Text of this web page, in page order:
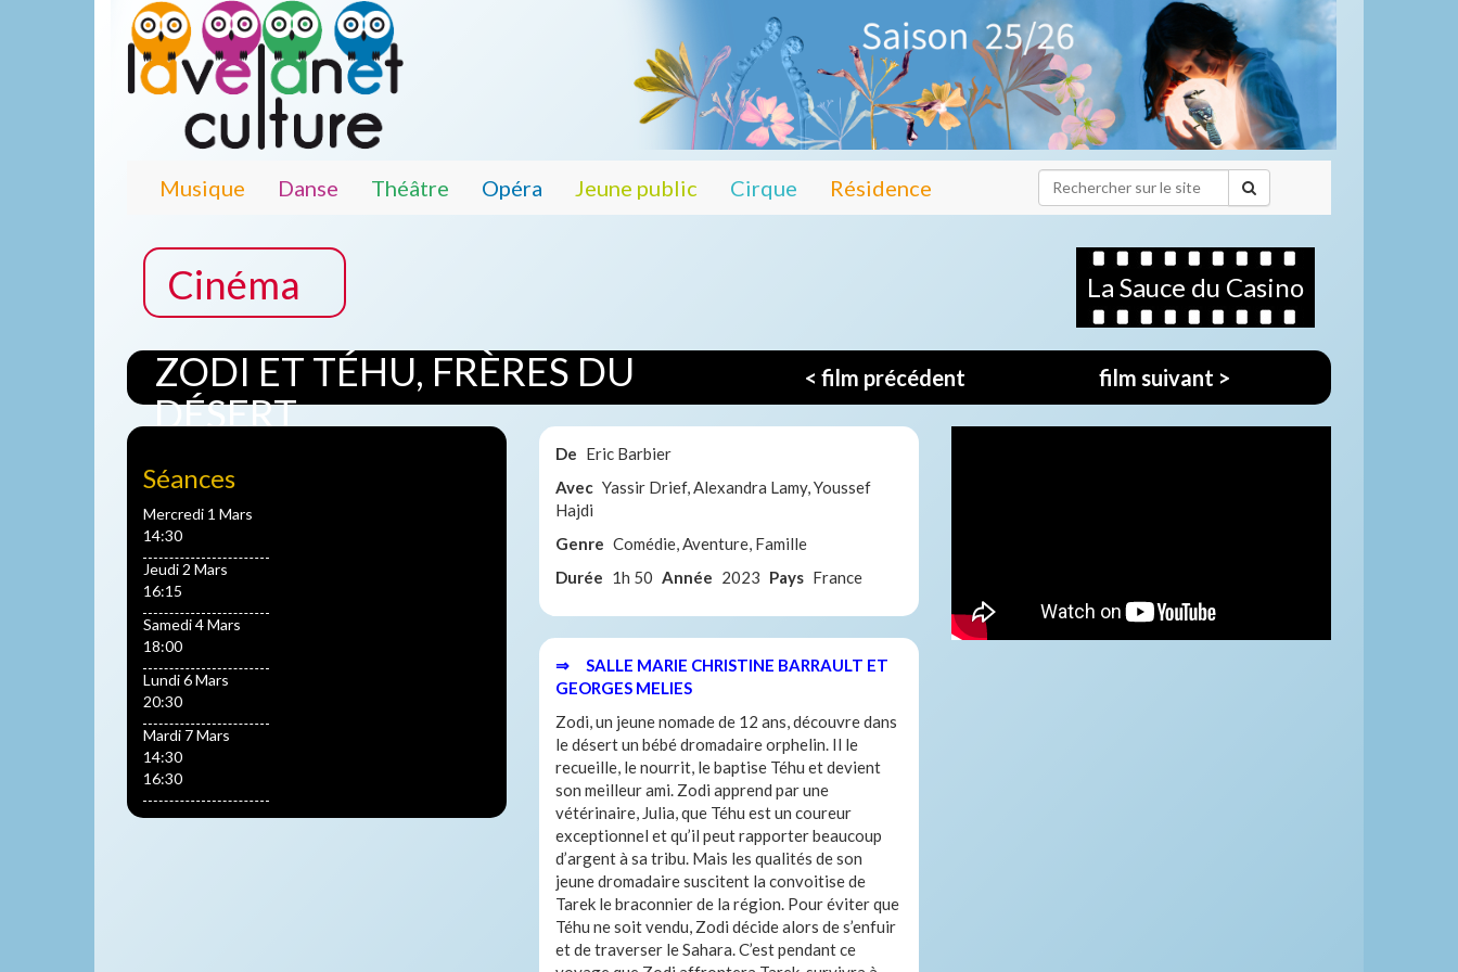
Musique Danse Théâtre Opéra Jeune public Cirque Résidence
Cinéma La Sauce du Casino
ZODI ET TÉHU, FRÈRES DU
DÉSERT
< film précédent film suivant >
Séances
Mercredi 1 Mars
14:30
Jeudi 2 Mars
16:15
Samedi 4 Mars
18:00
Lundi 6 Mars
20:30
Mardi 7 Mars
14:30
16:30
De Eric Barbier
Avec Yassir Drief, Alexandra Lamy, Youssef
Hajdi
Genre Comédie, Aventure, Famille
Durée 1h 50 Année 2023 Pays France
⇒ SALLE MARIE CHRISTINE BARRAULT ET
GEORGES MELIES
Zodi, un jeune nomade de 12 ans, découvre dans
le désert un bébé dromadaire orphelin. Il le
recueille, le nourrit, le baptise Téhu et devient
son meilleur ami. Zodi apprend par une
vétérinaire, Julia, que Téhu est un coureur
exceptionnel et qu’il peut rapporter beaucoup
d’argent à sa tribu. Mais les qualités de son
jeune dromadaire suscitent la convoitise de
Tarek le braconnier de la région. Pour éviter que
Téhu ne soit vendu, Zodi décide alors de s’enfuir
et de traverser le Sahara. C’est pendant ce